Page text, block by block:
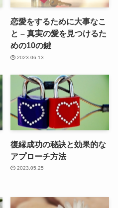
恋愛をするために大事なこ
と – 真実の愛を見つけるた
めの10の鍵
2023.06.13
復縁成功の秘訣と効果的な
アプローチ方法
2023.05.25